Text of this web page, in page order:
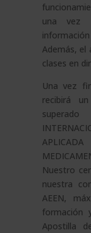
una vez
Además, el
clases en
Una vez
recibirá
Nuestro
nuestra
AEEN,
formación
Apostilla